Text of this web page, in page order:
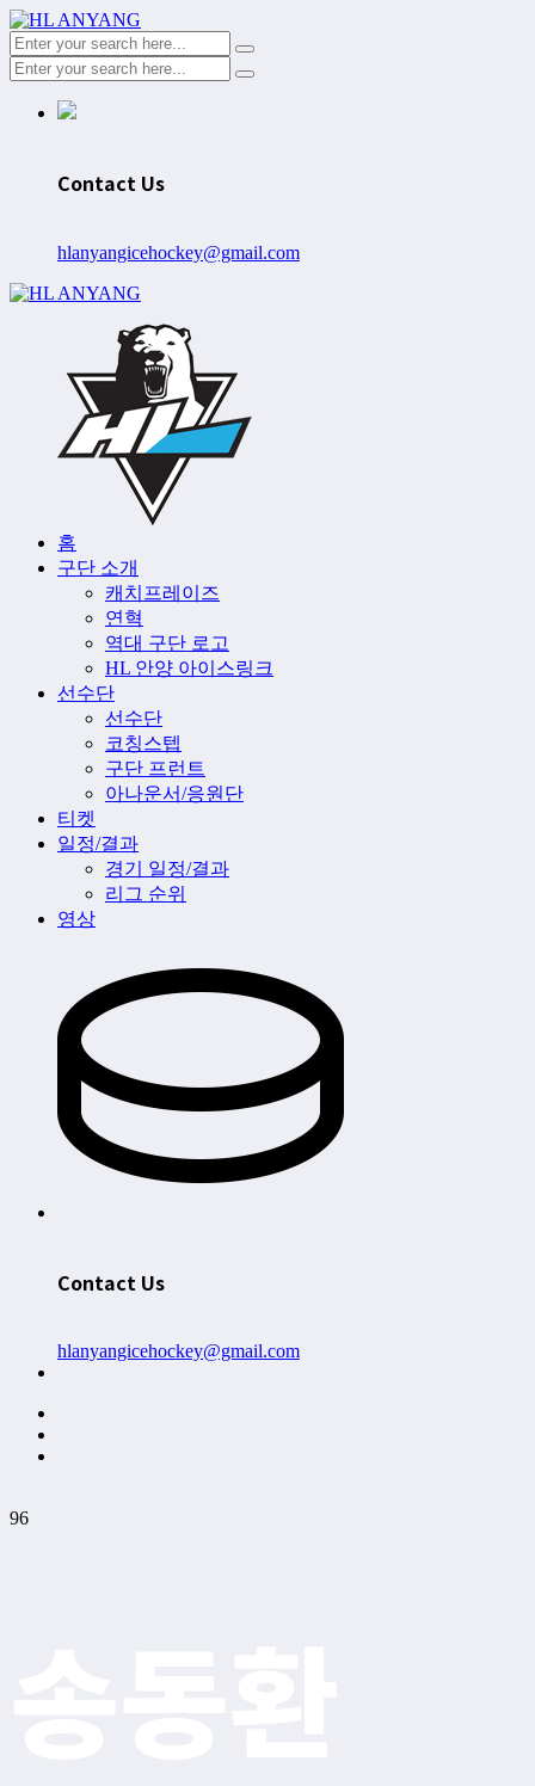
Contact Us
hlanyangicehockey@gmail.com
홈
구단 소개
캐치프레이즈
연혁
역대 구단 로고
HL 안양 아이스링크
선수단
선수단
코칭스텝
구단 프런트
아나운서/응원단
티켓
일정/결과
경기 일정/결과
리그 순위
영상
Contact Us
hlanyangicehockey@gmail.com
96